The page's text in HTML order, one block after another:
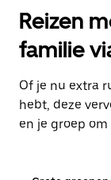
Reizen
familie
Of je nu extra
hebt, deze
en je groep